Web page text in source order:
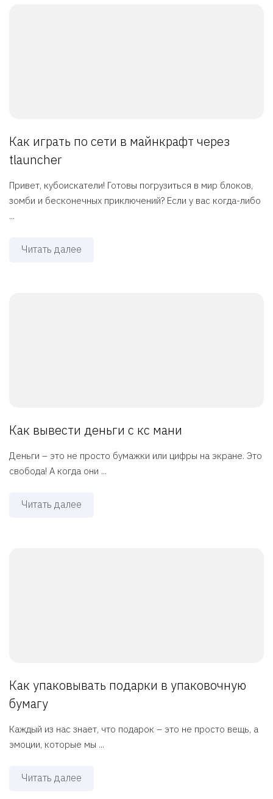
Как играть по сети в майнкрафт через
tlauncher
Привет, кубоискатели! Готовы погрузиться в мир блоков,
зомби и бесконечных приключений? Если у вас когда-либо
...
Читать далее
Как вывести деньги с кс мани
Деньги – это не просто бумажки или цифры на экране. Это
свобода! А когда они ...
Читать далее
Как упаковывать подарки в упаковочную
бумагу
Каждый из нас знает, что подарок – это не просто вещь, а
эмоции, которые мы ...
Читать далее